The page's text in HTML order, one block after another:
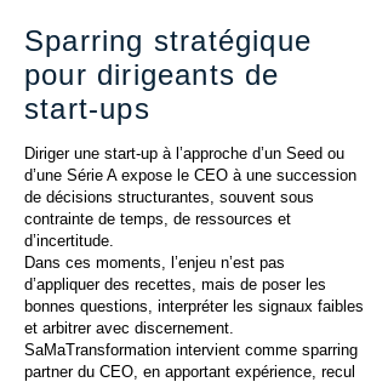
Sparring stratégique
pour dirigeants de
start-ups
Diriger une start-up à l’approche d’un Seed ou
d’une Série A expose le CEO à une succession
de décisions structurantes, souvent sous
contrainte de temps, de ressources et
d’incertitude.
Dans ces moments, l’enjeu n’est pas
d’appliquer des recettes, mais de poser les
bonnes questions, interpréter les signaux faibles
et arbitrer avec discernement.
SaMaTransformation intervient comme sparring
partner du CEO, en apportant expérience, recul